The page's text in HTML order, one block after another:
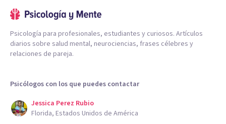
Psicología para profesionales, estudiantes y curiosos. Artículos
diarios sobre salud mental, neurociencias, frases célebres y
relaciones de pareja.
Psicólogos con los que puedes contactar
Jessica Perez Rubio
Florida, Estados Unidos de América